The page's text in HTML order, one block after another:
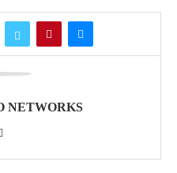
NETWORKS